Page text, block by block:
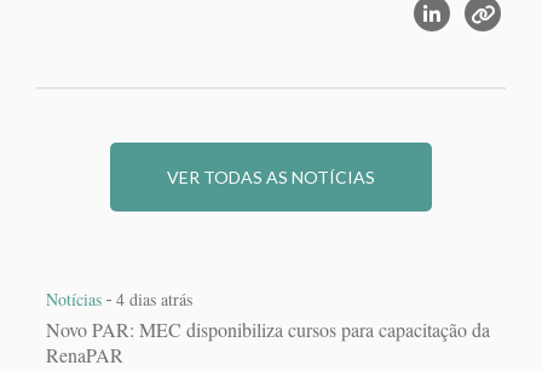
VER TODAS AS NOTÍCIAS
Notícias - 4 dias atrás
Novo PAR: MEC disponibiliza cursos para capacitação da
RenaPAR